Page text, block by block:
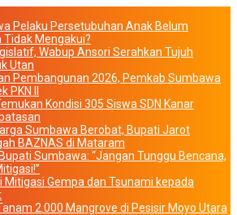
Pelaku Persetubuhan Anak Belum
Tidak Mengakui?
Wabup Ansori Serahkan Tujuh
Utan
Pembangunan 2026, Pemkab Sumbawa
II
Kondisi 305 Siswa SDN Kanar
Sumbawa Berobat, Bupati Jarot
BAZNAS di Mataram
Sumbawa: “Jangan Tunggu Bencana,
Mitigasi Gempa dan Tsunami kepada
2.000 Mangrove di Pesisir Moyo Utara